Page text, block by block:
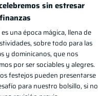
sin estresar
una época mágica, llena de
sobre todo para las
y dominicanos, que nos
por ser sociables y alegres.
festejos pueden presentarse
para nuestro bolsillo, si no